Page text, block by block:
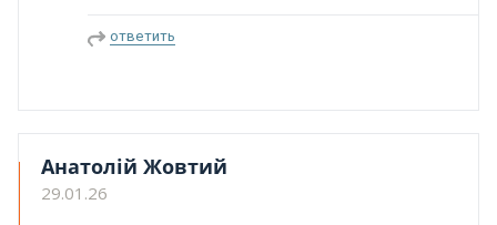
ответить
Анатолiй Жовтий
29.01.26